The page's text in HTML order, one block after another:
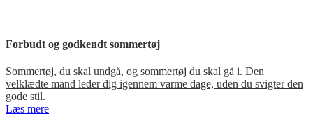
Forbudt og godkendt sommertøj
Sommertøj, du skal undgå, og sommertøj du skal gå i. Den
velklædte mand leder dig igennem varme dage, uden du svigter den
gode stil.
Læs mere